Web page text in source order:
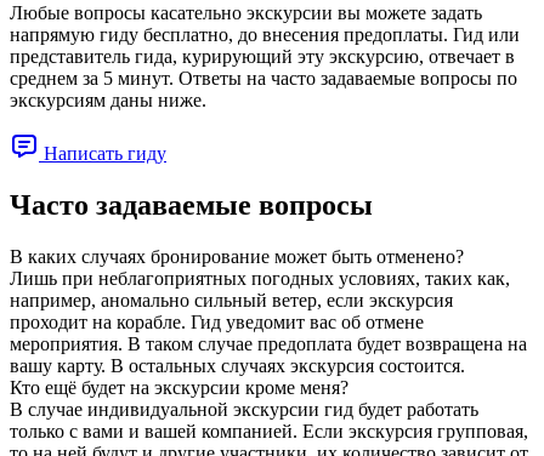
Любые вопросы касательно экскурсии вы можете задать
напрямую гиду бесплатно, до внесения предоплаты. Гид или
представитель гида, курирующий эту экскурсию, отвечает в
среднем за 5 минут. Ответы на часто задаваемые вопросы по
экскурсиям даны ниже.
Написать гиду
Часто задаваемые вопросы
В каких случаях бронирование может быть отменено?
Лишь при неблагоприятных погодных условиях, таких как,
например, аномально сильный ветер, если экскурсия
проходит на корабле. Гид уведомит вас об отмене
мероприятия. В таком случае предоплата будет возвращена на
вашу карту. В остальных случаях экскурсия состоится.
Кто ещё будет на экскурсии кроме меня?
В случае индивидуальной экскурсии гид будет работать
только с вами и вашей компанией. Если экскурсия групповая,